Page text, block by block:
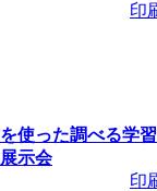
車体
印
使った調べる学習
示会
印